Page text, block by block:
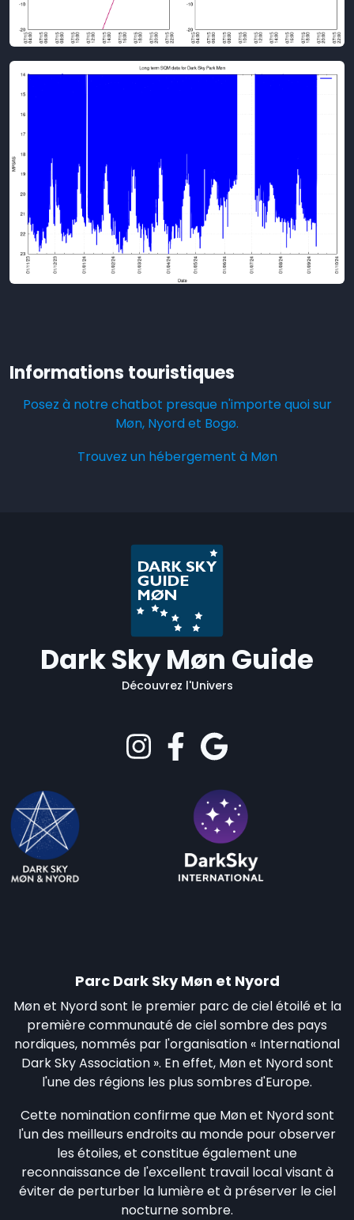
Informations touristiques
Posez à notre chatbot presque n'importe quoi sur
Møn, Nyord et Bogø.
Trouvez un hébergement à Møn
Dark Sky Møn Guide
Découvrez l'Univers
Parc Dark Sky Møn et Nyord
Møn et Nyord sont le premier parc de ciel étoilé et la
première communauté de ciel sombre des pays
nordiques, nommés par l'organisation « International
Dark Sky Association ». En effet, Møn et Nyord sont
l'une des régions les plus sombres d'Europe.
Cette nomination confirme que Møn et Nyord sont
l'un des meilleurs endroits au monde pour observer
les étoiles, et constitue également une
reconnaissance de l'excellent travail local visant à
éviter de perturber la lumière et à préserver le ciel
nocturne sombre.